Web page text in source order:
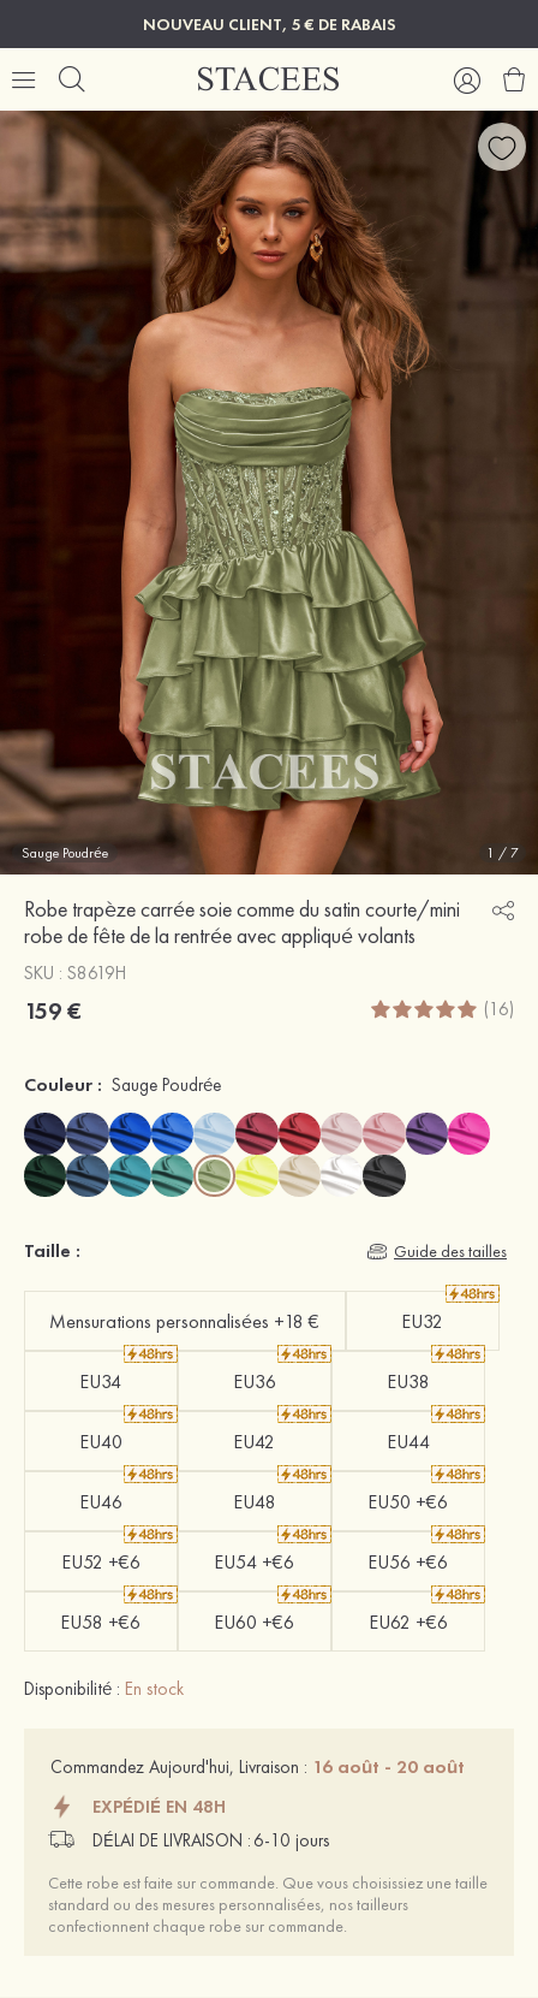
NOUVEAU CLIENT, 5 € DE RABAIS
Sauge Poudrée 1 /7
Robe trapèze carrée soie comme du satin courte/mini
robe de fête de la rentrée avec appliqué volants
SKU : S8619H
159 € (16)
Couleur : Sauge Poudrée
Taille : Guide des tailles
Mensurations personnalisées +18 € EU32
EU34 EU36 EU38
EU40 EU42 EU44
EU46 EU48 EU50 +€6
EU52 +€6 EU54 +€6 EU56 +€6
EU58 +€6 EU60 +€6 EU62 +€6
Disponibilité : En stock
Commandez Aujourd'hui, Livraison : 16 août - 20 août
EXPÉDIÉ EN 48H
DÉLAI DE LIVRAISON : 6-10 jours
Cette robe est faite sur commande. Que vous choisissiez une taille
standard ou des mesures personnalisées, nos tailleurs
confectionnent chaque robe sur commande.